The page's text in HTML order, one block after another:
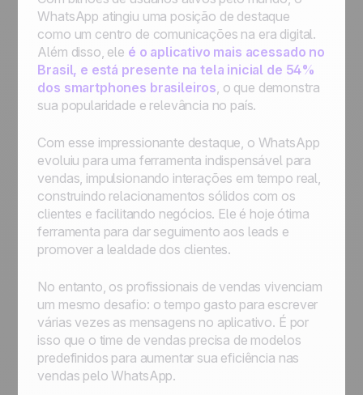
WhatsApp atingiu uma posição de destaque
como um centro de comunicações na era digital.
Além disso, ele é o aplicativo mais acessado no
Brasil, e está presente na tela inicial de 54%
dos smartphones brasileiros, o que demonstra
sua popularidade e relevância no país.
Com esse impressionante destaque, o WhatsApp
evoluiu para uma ferramenta indispensável para
vendas, impulsionando interações em tempo real,
construindo relacionamentos sólidos com os
clientes e facilitando negócios. Ele é hoje ótima
ferramenta para dar seguimento aos leads e
promover a lealdade dos clientes.
No entanto, os profissionais de vendas vivenciam
um mesmo desafio: o tempo gasto para escrever
várias vezes as mensagens no aplicativo. É por
isso que o time de vendas precisa de modelos
predefinidos para aumentar sua eficiência nas
vendas pelo WhatsApp.